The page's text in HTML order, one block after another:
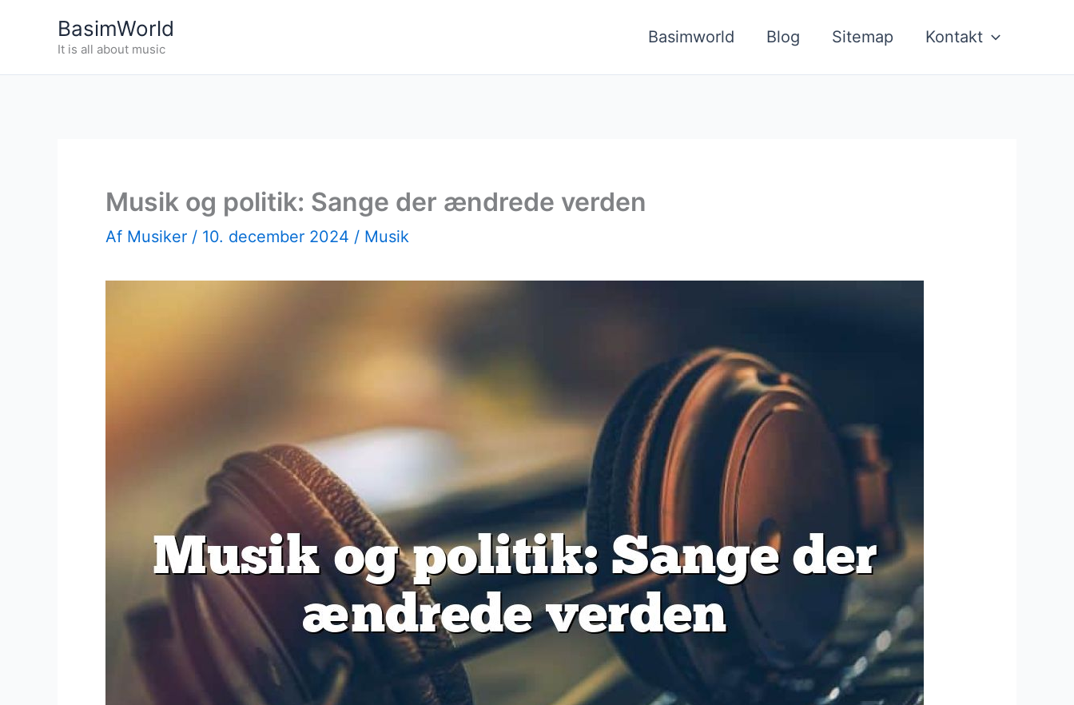
BasimWorld
It is all about music
Basimworld Blog Sitemap Kontakt
Musik og politik: Sange der ændrede verden
Af Musiker / 10. december 2024 / Musik